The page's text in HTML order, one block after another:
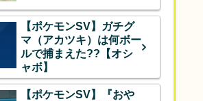
【ポケモンSV】ガチグ
マ（アカツキ）は何ボー
ルで捕まえた??【オシ
ャボ】
【ポケモンSV】『おや